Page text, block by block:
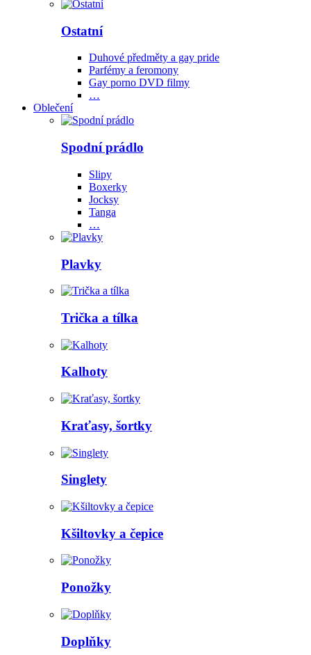
Ostatní
Duhové předměty a gay pride
Parfémy a feromony
Gay porno DVD filmy
…
Oblečení
Spodní prádlo
Slipy
Boxerky
Jocksy
Tanga
…
Plavky
Trička a tílka
Kalhoty
Kraťasy, šortky
Singlety
Kšiltovky a čepice
Ponožky
Doplňky